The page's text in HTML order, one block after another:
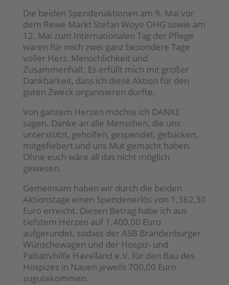
Die beiden Spendenaktionen am 9. Mai vor
dem Rewe Markt Stefan Woye OHG sowie am
12. Mai zum Internationalen Tag der Pflege
waren für mich zwei ganz besondere Tage
voller Herz, Menschlichkeit und
Zusammenhalt. Es erfüllt mich mit großer
Dankbarkeit, dass ich diese Aktion für den
guten Zweck organisieren durfte.
Von ganzem Herzen möchte ich DANKE
sagen. Danke an alle Menschen, die uns
unterstützt, geholfen, gespendet, gebacken,
mitgefiebert und uns Mut gemacht haben.
Ohne euch wäre all das nicht möglich
gewesen.
Gemeinsam haben wir durch die beiden
Aktionstage einen Spendenerlös von 1.362,30
Euro erreicht. Diesen Betrag habe ich aus
tiefstem Herzen auf 1.400,00 Euro
aufgerundet, sodass der ASB Brandenburger
Wünschewagen und der Hospiz- und
Palliativhilfe Havelland e.V. für den Bau des
Hospizes in Nauen jeweils 700,00 Euro
zugutekommen.